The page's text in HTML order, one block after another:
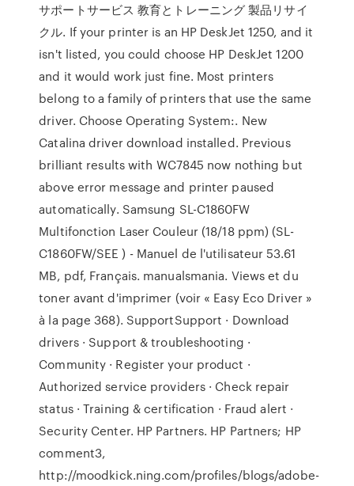
サポートサービス 教育とトレーニング 製品リサイ
クル. If your printer is an HP DeskJet 1250, and it
isn't listed, you could choose HP DeskJet 1200
and it would work just fine. Most printers
belong to a family of printers that use the same
driver. Choose Operating System:. New
Catalina driver download installed. Previous
brilliant results with WC7845 now nothing but
above error message and printer paused
automatically. Samsung SL-C1860FW
Multifonction Laser Couleur (18/18 ppm) (SL-
C1860FW/SEE ) - Manuel de l'utilisateur 53.61
MB, pdf, Français. manualsmania. Views et du
toner avant d'imprimer (voir « Easy Eco Driver »
à la page 368). SupportSupport · Download
drivers · Support & troubleshooting ·
Community · Register your product ·
Authorized service providers · Check repair
status · Training & certification · Fraud alert ·
Security Center. HP Partners. HP Partners; HP
comment3,
http://moodkick.ning.com/profiles/blogs/adobe-